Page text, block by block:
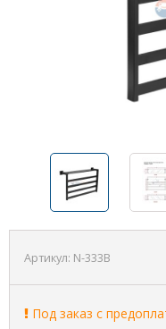
Артикул: N-333B
Под заказ с